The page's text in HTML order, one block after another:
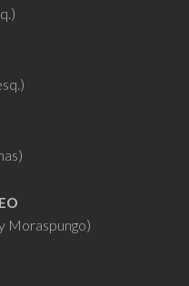
Moraspungo)